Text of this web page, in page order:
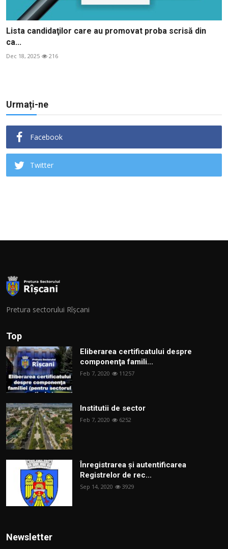
Lista candidaţilor care au promovat proba scrisă din
ca...
Dec 18, 2025 216
Urmați-ne
Facebook
Twitter
Pretura sectorului Rîșcani
Top
Eliberarea certificatului despre
componenţa famili...
Feb 7, 2020 11257
Institutii de sector
Feb 7, 2020 6252
Înregistrarea și autentificarea
Registrelor de rec...
Sep 14, 2020 3929
Newsletter